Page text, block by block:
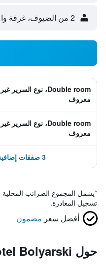
2 من الضيوف، غرفة واحدة
Double room، نوع السرير غير
معروف
Double room، نوع السرير غير
معروف
3 صفقات إضافية ابتداءً من 411 ﷼
*يشمل المجموع الضرائب
تسجيل المغادرة.
أفضل سعر مضمون
حول Meridian Hotel Bolyarski